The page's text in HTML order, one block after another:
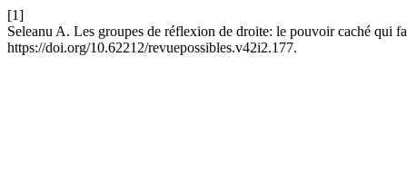
[1]
Seleanu A. Les groupes de réflexion de droite: le pouvoir caché qui
https://doi.org/10.62212/revuepossibles.v42i2.177.